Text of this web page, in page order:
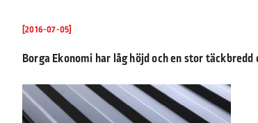
[2016-07-05]
Borga Ekonomi har låg höjd och en stor